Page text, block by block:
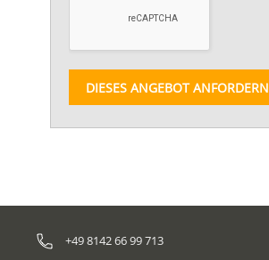
DIESES ANGEBOT ANFORDERN
+49 8142 66 99 713